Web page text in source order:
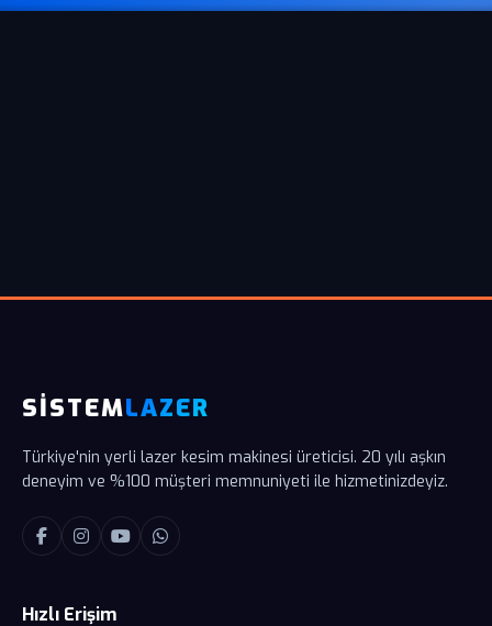
SİSTEMLAZER
Türkiye'nin yerli lazer kesim makinesi üreticisi. 20 yılı aşkın
deneyim ve %100 müşteri memnuniyeti ile hizmetinizdeyiz.
Hızlı Erişim